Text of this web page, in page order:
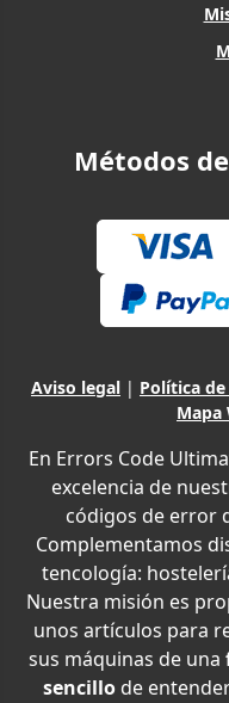
Métodos
Aviso legal | Política
Mapa
En Errors Code
excelencia de
códigos de error
Complementamos
tencología:
Nuestra misión es
unos artículos para
sus máquinas de una
sencillode